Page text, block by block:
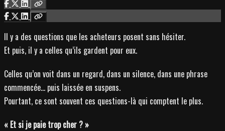
Il y a des questions que les acheteurs posent sans hésiter.
Et puis, il y a celles qu’ils gardent pour eux.
Celles qu’on voit dans un regard, dans un silence, dans une phrase
commencée… puis laissée en suspens.
Pourtant, ce sont souvent ces questions-là qui comptent le plus.
« Et si je paie trop cher ? »